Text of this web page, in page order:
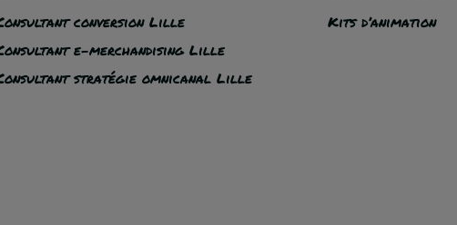
conversion Lille
e-merchandising Lille
stratégie omnicanal Lille
Kits d’animation